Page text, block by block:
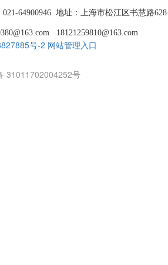
64900946 地址： 上海市松江区书慧路
18121259810@163.com
号-2 网站管理入口
31011702004252号